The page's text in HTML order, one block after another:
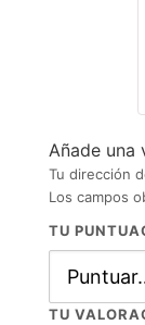
Añade una
Tu dirección
Los campos
TU
TU